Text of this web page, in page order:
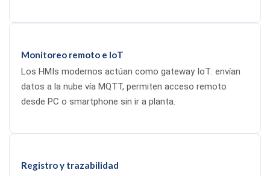
Monitoreo remoto e IoT
Los HMIs modernos actúan como gateway IoT: envían
datos a la nube vía MQTT, permiten acceso remoto
desde PC o smartphone sin ir a planta.
Registro y trazabilidad